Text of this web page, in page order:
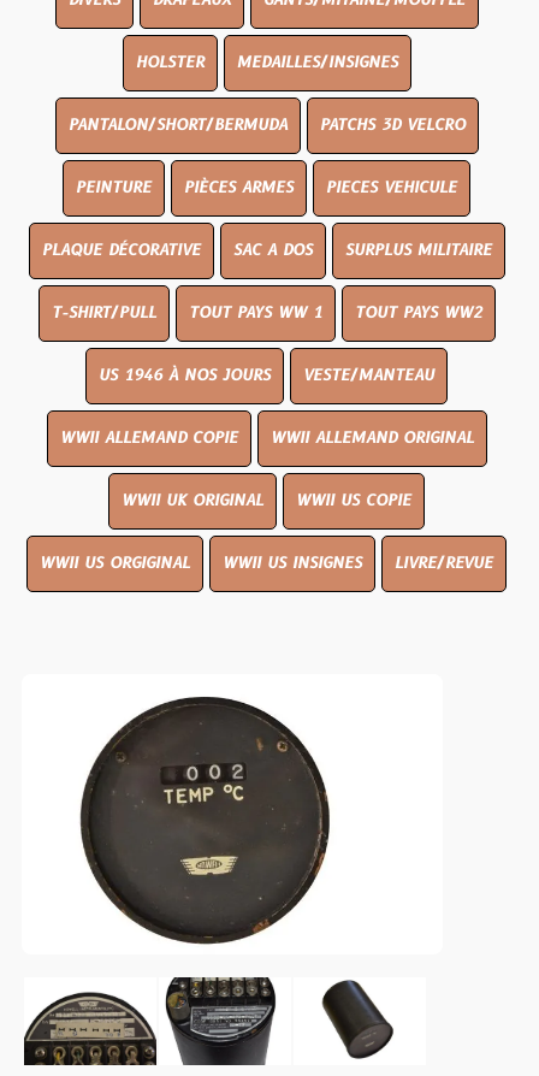
HOLSTER MEDAILLES/INSIGNES
PANTALON/SHORT/BERMUDA PATCHS 3D VELCRO
PEINTURE PIÈCES ARMES PIECES VEHICULE
PLAQUE DÉCORATIVE SAC A DOS SURPLUS MILITAIRE
T-SHIRT/PULL TOUT PAYS WW 1 TOUT PAYS WW2
US 1946 À NOS JOURS VESTE/MANTEAU
WWII ALLEMAND COPIE WWII ALLEMAND ORIGINAL
WWII UK ORIGINAL WWII US COPIE
WWII US ORGIGINAL WWII US INSIGNES LIVRE/REVUE